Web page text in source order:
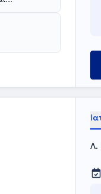
της
Λ.